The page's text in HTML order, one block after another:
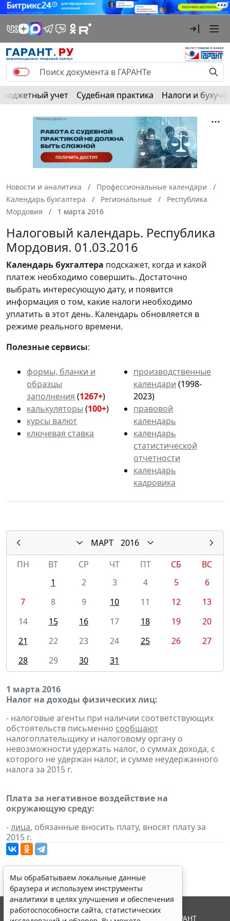
Бюджетный учет Судебная практика Налоги и
Новости и аналитика
Профессиональные календари
Календарь бухгалтера
Региональные
Республика
Мордовия
1 марта 2016
Налоговый календарь. Республика
Мордовия. 01.03.2016
Календарьбухгалтера подскажет, когда и какой
платеж необходимо совершить. Достаточно
выбрать интересующую дату, и появится
информация о том, какие налоги необходимо
уплатить в этот день. Календарь обновляется в
режиме реального времени.
Полезные сервисы:
формы, бланки и
образцы
заполнения (1267+)
калькуляторы (100+)
курсы валют
ключевая ставка
производственные
календари (1998-
2023)
правовой
календарь
календарь
статистической
отчетности
календарь
кадровика
МАРТ
2016
ПН
ВТ СР ЧТ ПТ СБ
ВС
1
2 3 4 5
6
7
8 9 10 11 12
13
14
15 16 17 18 19
20
21
22 23 24 25 26
27
28
29 30 31
1 марта 2016
Налог на доходы физических лиц:
- налоговые агенты при наличии соответствующих
обстоятельств письменно сообщают
налогоплательщику и налоговому органу о
невозможности удержать налог, о суммах дохода, с
которого не удержан налог, и сумме неудержанного
налога за 2015 г.
Плата за негативное воздействие на
окружающую среду:
-лица, обязанные вносить плату, вносят плату за
2015 г.
Мы обрабатываем локальные данные
браузера и используем инструменты
аналитики в целях улучшения и обеспечения
работоспособности сайта, статистических
© ООО "НПП "ГАРАНТ-СЕРВИС", 2026. Система ГАРАНТ